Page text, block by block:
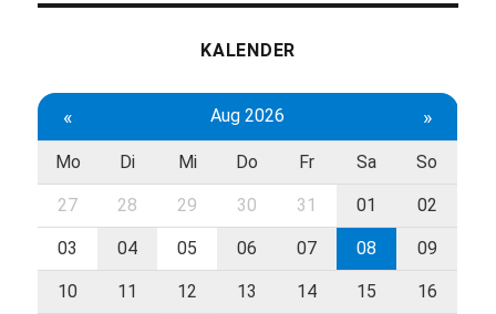
KALENDER
« Aug 2026 »
Mo Di Mi Do Fr Sa So
27 28 29 30 31 01 02
03 04 05 06 07 08 09
10 11 12 13 14 15 16